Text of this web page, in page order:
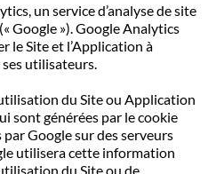
un service d’analyse de site
Google »). Google Analytics
le Site et l’Application à
utilisateurs.
du Site ou Application
sont générées par le cookie
Google sur des serveurs
utilisera cette information
du Site ou de